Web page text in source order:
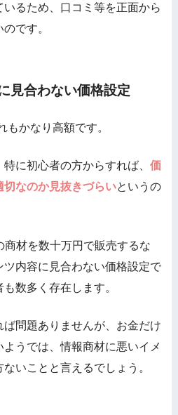
いるため、口コミ等を正面から
です。
見合わない価格設定
もかなり高額です。
に初心者の方からすれば、 価
なのか見抜きづらいというの
商材を数十万円で販売するな
ツ内容に見合わない価格設定で
も数多く存在します。
問題ありませんが、お金だけ
うでは、情報商材に悪いイメ
いことと言えるでしょう。